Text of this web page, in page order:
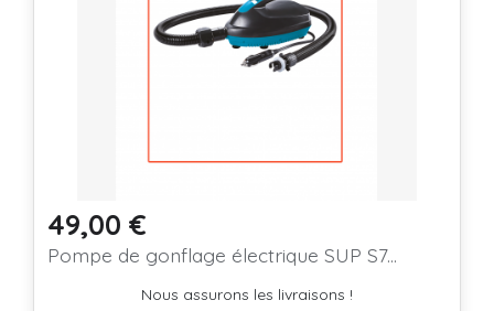
Prix
49,00 €
Pompe de gonflage électrique SUP S7...
Nous assurons les livraisons !